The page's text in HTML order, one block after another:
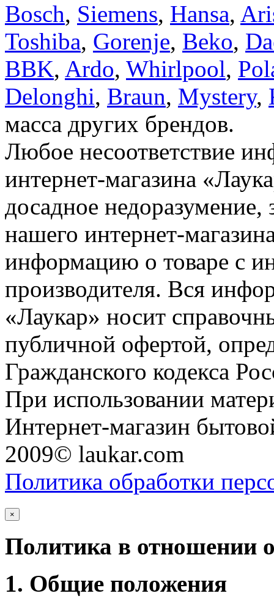
Bosch, Siemens, Hansa,
Toshiba, Gorenje, Beko,
BBK, Ardo, Whirlpool,
Delonghi, Braun, Mystery,
масса других брендов.
Любое несоответствие
интернет-магазина
досадное недоразумение,
нашего интернет-
информацию о товаре с
производителя. Вся
«Лаукар» носит
публичной офертой,
Гражданского кодекса
При использовании
Интернет-магазин
2009© laukar.com
Политика обработки
×
Политика в отношении
1. Общие положения